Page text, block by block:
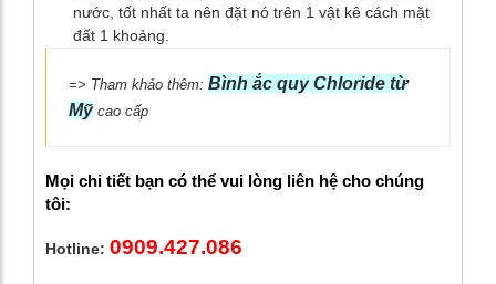
nước, tốt nhất ta nên đặt nó trên 1 vật kê cách mặt
đất 1 khoảng.
=> Tham khảo thêm: Bình ắc quy Chloride từ
Mỹcao cấp
Mọi chi tiết bạn có thể vui lòng liên hệ cho chúng
tôi:
Hotline: 0909.427.086